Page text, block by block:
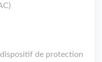
dispositif de protection